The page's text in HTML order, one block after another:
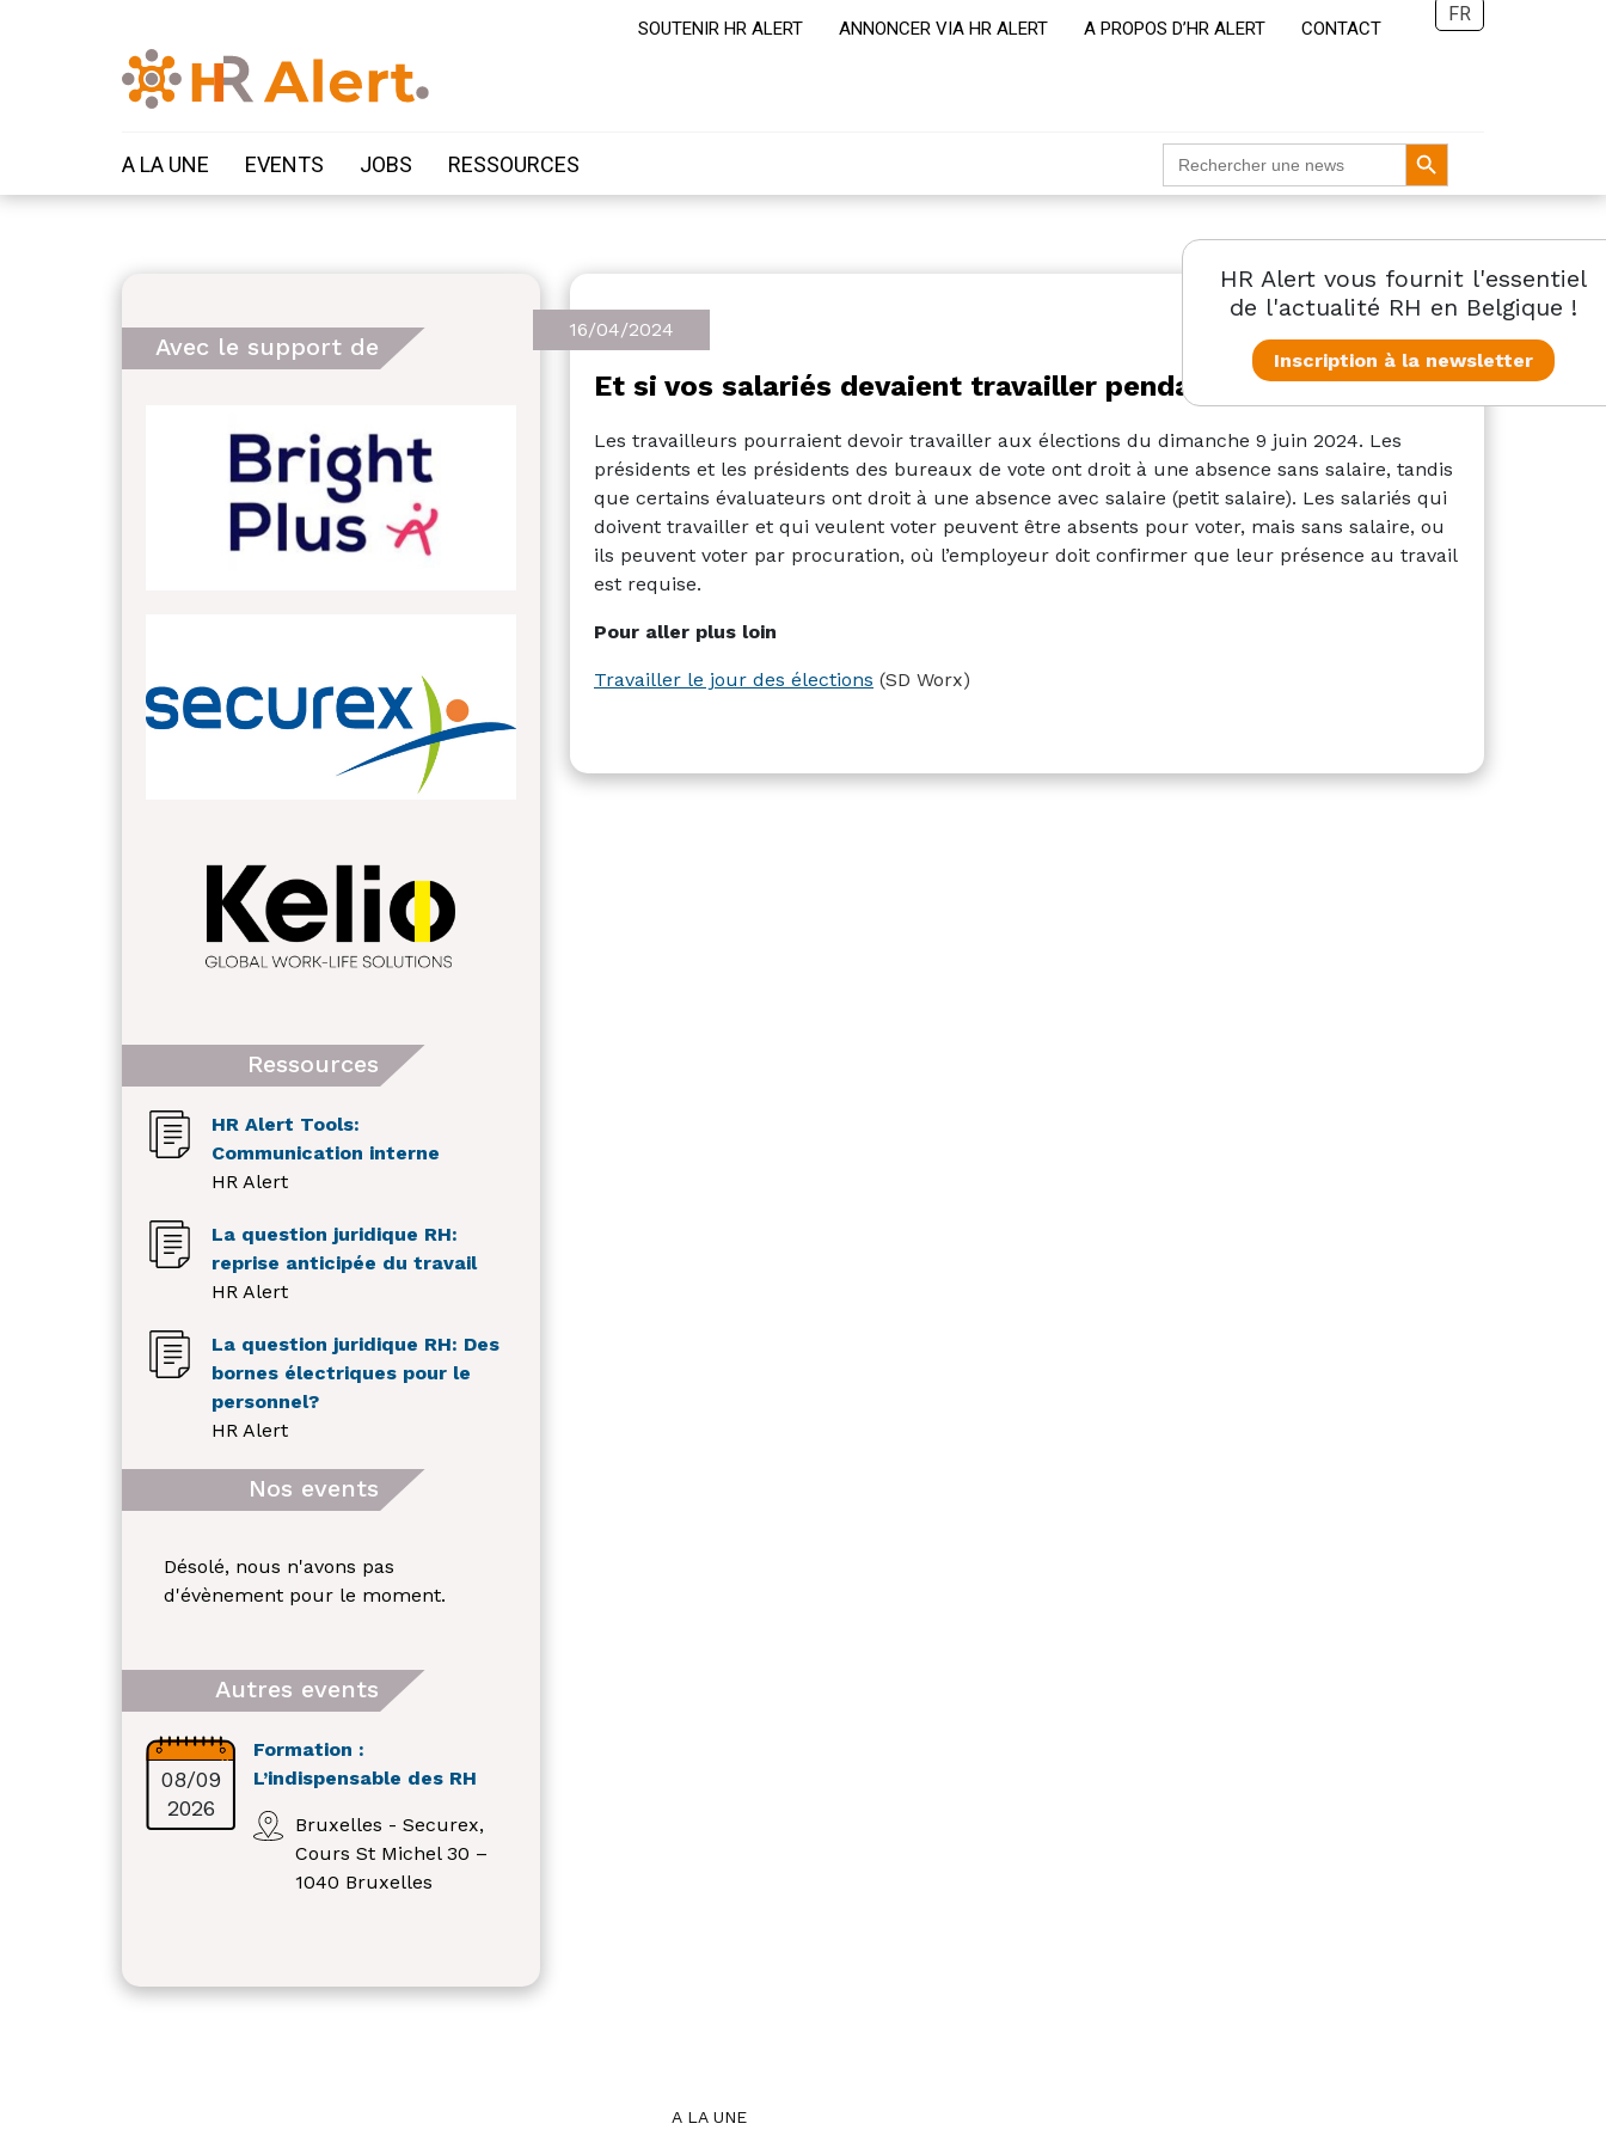
SOUTENIR HR ALERT ANNONCER VIA HR ALERT A PROPOS D’HR ALERT CONTACT
FR
A LA UNE EVENTS JOBS RESSOURCES
Search
for:
Search Button
Avec le support de
Ressources
HR Alert Tools:
Communication interne
HR Alert
La question juridique RH:
reprise anticipée du travail
HR Alert
La question juridique RH: Des
bornes électriques pour le
personnel?
HR Alert
Nos events
Désolé, nous n'avons pas
d'évènement pour le moment.
Autres events
08/09
2026
Formation :
L’indispensable des RH
Bruxelles - Securex,
Cours St Michel 30 –
1040 Bruxelles
HR Alert vous fournit l'essentiel
de l'actualité RH en Belgique !
Inscription à la newsletter
16/04/2024
Et si vos salariés devaient travailler pendant les élections?
Les travailleurs pourraient devoir travailler aux élections du dimanche 9 juin 2024. Les
présidents et les présidents des bureaux de vote ont droit à une absence sans salaire, tandis
que certains évaluateurs ont droit à une absence avec salaire (petit salaire). Les salariés qui
doivent travailler et qui veulent voter peuvent être absents pour voter, mais sans salaire, ou
ils peuvent voter par procuration, où l’employeur doit confirmer que leur présence au travail
est requise.
Pour aller plus loin
Travailler le jour des élections (SD Worx)
A LA UNE